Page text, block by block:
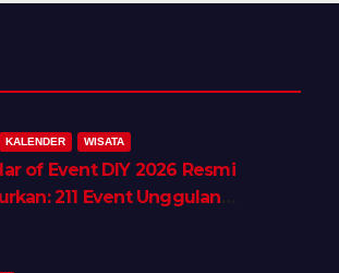
KALENDER WISATA
of Event DIY 2026 Resmi
211 Event Unggulan